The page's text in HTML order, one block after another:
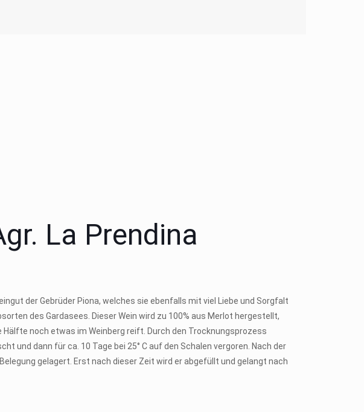
La Prendina
der Gebrüder Piona, welches sie ebenfalls mit viel Liebe und Sorgfalt
des Gardasees. Dieser Wein wird zu 100% aus Merlot hergestellt,
noch etwas im Weinberg reift. Durch den Trocknungsprozess
und dann für ca. 10 Tage bei 25° C auf den Schalen vergoren. Nach der
gelagert. Erst nach dieser Zeit wird er abgefüllt und gelangt nach